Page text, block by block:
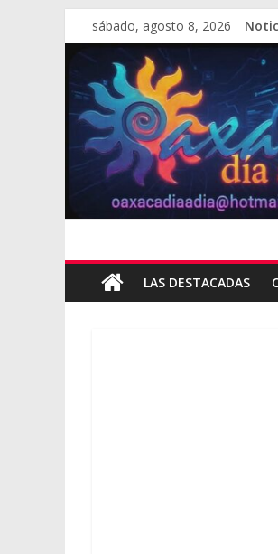
sábado, agosto 8, 2026
LAS DESTACADAS